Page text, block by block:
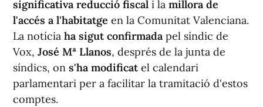
significativa reducció fiscal i la millora de
l'accés a l'habitatge en la Comunitat Valenciana.
La notícia ha sigut confirmada pel síndic de
Vox, José Mª Llanos, després de la junta de
síndics, on s'ha modificatel calendari
parlamentari per a facilitar la tramitació d'estos
comptes.